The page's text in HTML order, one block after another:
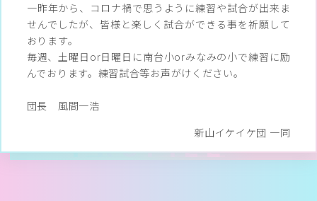
一昨年から、コロナ禍で思うように練習や試合が出来ま
せんでしたが、皆様と楽しく試合ができる事を祈願して
おります。
毎週、土曜日or日曜日に南台小orみなみの小で練習に励
んでおります。練習試合等お声がけください。
団長 風間一浩
新山イケイケ団 一同
PROFILE